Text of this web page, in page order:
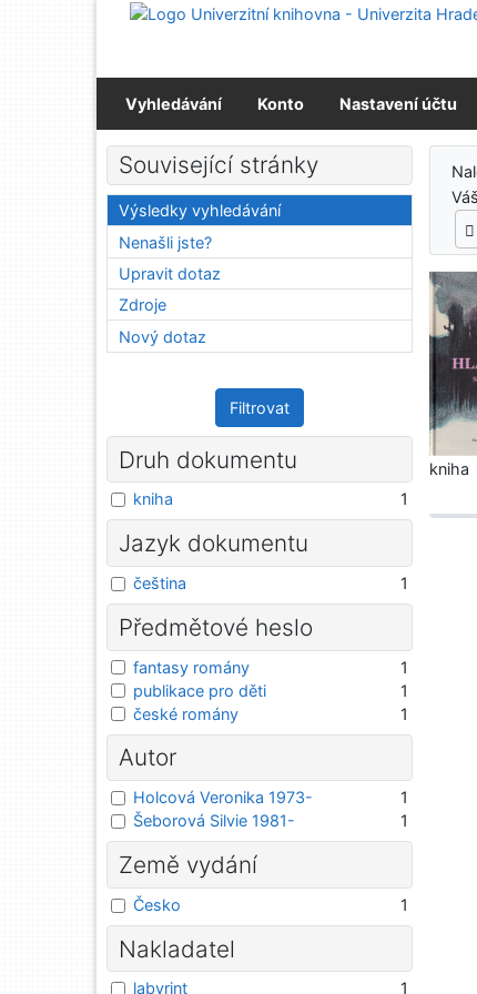
Přejít na obsah
Vyhledávání Konto Nastavení účtu
kniha
Související stránky
Výsledky vyhledávání
Nenašli jste?
Upravit dotaz
Zdroje
Nový dotaz
Filtrovat
Druh dokumentu
kniha 1
Jazyk dokumentu
čeština 1
Předmětové heslo
fantasy romány
1
publikace pro děti
1
české romány
1
Autor
Holcová Veronika 1973-
1
Šeborová Silvie 1981-
1
Země vydání
Česko 1
Nakladatel
labyrint 1